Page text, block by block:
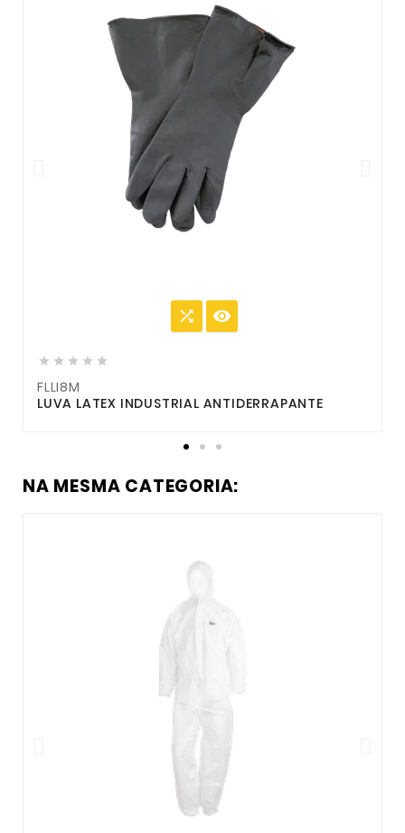
 
    
FLLI8M
LUVA LATEX INDUSTRIAL ANTIDERRAPANTE
NA MESMA CATEGORIA: